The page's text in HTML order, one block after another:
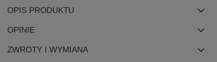
OPIS PRODUKTU
OPINIE
ZWROTY I WYMIANA